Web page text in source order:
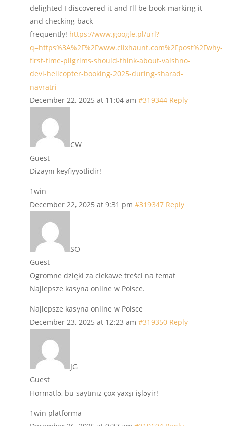
delighted I discovered it and I’ll be book-marking it
and checking back
frequently! https://www.google.pl/url?
q=https%3A%2F%2Fwww.clixhaunt.com%2Fpost%2Fwhy-
first-time-pilgrims-should-think-about-vaishno-
devi-helicopter-booking-2025-during-sharad-
navratri
December 22, 2025 at 11:04 am #319344 Reply
CW
Guest
Dizaynı keyfiyyətlidir!
1win
December 22, 2025 at 9:31 pm #319347 Reply
SO
Guest
Ogromne dzięki za ciekawe treści na temat
Najlepsze kasyna online w Polsce.
Najlepsze kasyna online w Polsce
December 23, 2025 at 12:23 am #319350 Reply
JG
Guest
Hörmətlə, bu saytınız çox yaxşı işləyir!
1win platforma